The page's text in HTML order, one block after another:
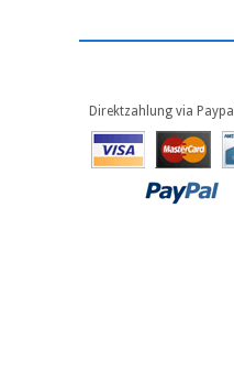
Direktzahlung via Paypal